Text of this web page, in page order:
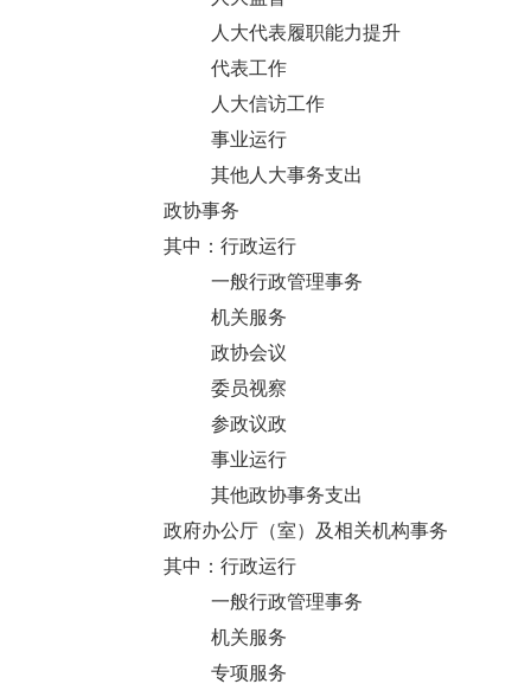
人大代表履职能力提升
代表工作
人大信访工作
事业运行
其他人大事务支出
政协事务
其中：行政运行
一般行政管理事务
机关服务
政协会议
委员视察
参政议政
事业运行
其他政协事务支出
政府办公厅（室）及相关机构事务
其中：行政运行
一般行政管理事务
机关服务
专项服务